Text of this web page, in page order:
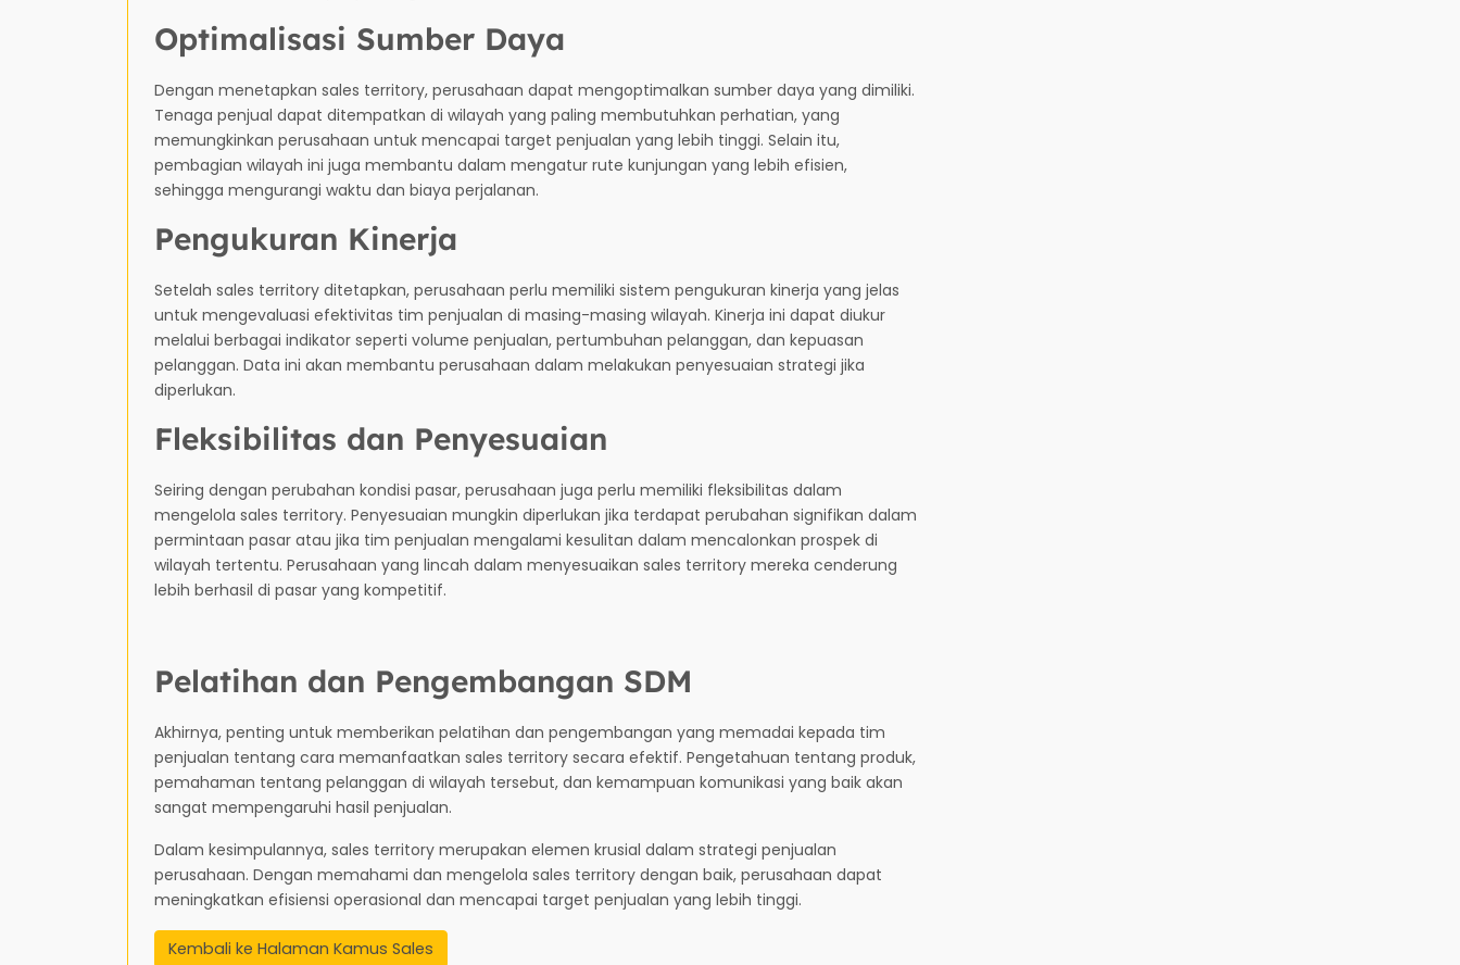
Optimalisasi Sumber Daya
Dengan menetapkan sales territory, perusahaan dapat mengoptimalkan sumber daya yang dimiliki.
Tenaga penjual dapat ditempatkan di wilayah yang paling membutuhkan perhatian, yang
memungkinkan perusahaan untuk mencapai target penjualan yang lebih tinggi. Selain itu,
pembagian wilayah ini juga membantu dalam mengatur rute kunjungan yang lebih efisien,
sehingga mengurangi waktu dan biaya perjalanan.
Pengukuran Kinerja
Setelah sales territory ditetapkan, perusahaan perlu memiliki sistem pengukuran kinerja yang jelas
untuk mengevaluasi efektivitas tim penjualan di masing-masing wilayah. Kinerja ini dapat diukur
melalui berbagai indikator seperti volume penjualan, pertumbuhan pelanggan, dan kepuasan
pelanggan. Data ini akan membantu perusahaan dalam melakukan penyesuaian strategi jika
diperlukan.
Fleksibilitas dan Penyesuaian
Seiring dengan perubahan kondisi pasar, perusahaan juga perlu memiliki fleksibilitas dalam
mengelola sales territory. Penyesuaian mungkin diperlukan jika terdapat perubahan signifikan dalam
permintaan pasar atau jika tim penjualan mengalami kesulitan dalam mencalonkan prospek di
wilayah tertentu. Perusahaan yang lincah dalam menyesuaikan sales territory mereka cenderung
lebih berhasil di pasar yang kompetitif.
Pelatihan dan Pengembangan SDM
Akhirnya, penting untuk memberikan pelatihan dan pengembangan yang memadai kepada tim
penjualan tentang cara memanfaatkan sales territory secara efektif. Pengetahuan tentang produk,
pemahaman tentang pelanggan di wilayah tersebut, dan kemampuan komunikasi yang baik akan
sangat mempengaruhi hasil penjualan.
Dalam kesimpulannya, sales territory merupakan elemen krusial dalam strategi penjualan
perusahaan. Dengan memahami dan mengelola sales territory dengan baik, perusahaan dapat
meningkatkan efisiensi operasional dan mencapai target penjualan yang lebih tinggi.
Kembali ke Halaman Kamus Sales